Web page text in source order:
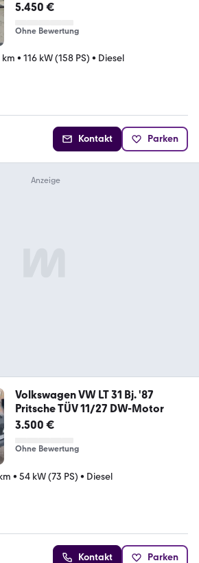
5.450 €
Ohne Bewertung
• 116 kW (158 PS) • Diesel
Kontakt Parken
Volkswagen VW LT 31 Bj. '87
Pritsche TÜV 11/27 DW-Motor
3.500 €
Ohne Bewertung
• 54 kW (73 PS) • Diesel
Kontakt Parken